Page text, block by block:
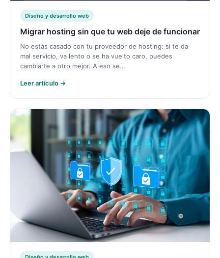
Diseño y desarrollo web
Migrar hosting sin que tu web deje de funcionar
No estás casado con tu proveedor de hosting: si te da
mal servicio, va lento o se ha vuelto caro, puedes
cambiarte a otro mejor. A eso se…
Leer artículo →